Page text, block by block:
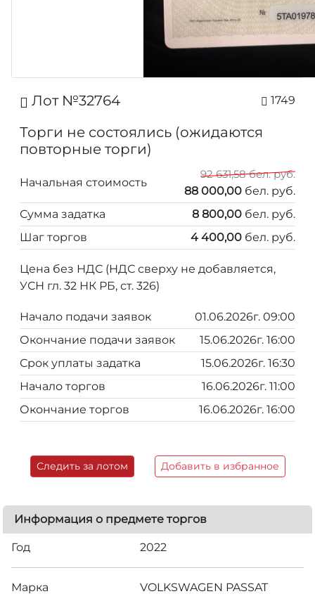
Лот №32764 1749
Торги не состоялись (ожидаются
повторные торги)
Начальная стоимость
92 631,58 бел. руб.
88 000,00 бел. руб.
Сумма задатка
8 800,00 бел. руб.
Шаг торгов
4 400,00 бел. руб.
Цена без НДС (НДС сверху не добавляется,
УСН гл. 32 НК РБ, ст. 326)
Начало подачи заявок
01.06.2026г. 09:00
Окончание подачи заявок
15.06.2026г. 16:00
Срок уплаты задатка
15.06.2026г. 16:30
Начало торгов
16.06.2026г. 11:00
Окончание торгов
16.06.2026г. 16:00
Следить за лотом Добавить в избранное
Информация о предмете торгов
Год 2022
Марка VOLKSWAGEN PASSAT